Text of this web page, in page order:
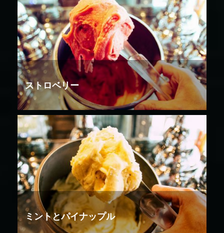
ストロベリー
ミントとパイナップル